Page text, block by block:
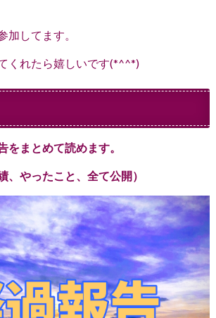
加してます。
くれたら嬉しいです(*^^*)
をまとめて読めます。
、やったこと、全て公開）